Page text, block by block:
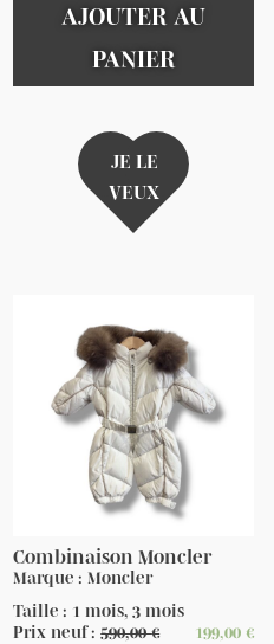
AJOUTER AU
PANIER
JE LE
VEUX
Combinaison Moncler
Marque : Moncler
Taille : 1 mois, 3 mois
Prix neuf :590,00€ 199,00 €